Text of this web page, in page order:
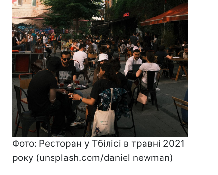
Фото: Ресторан у Тбілісі в травні 2021
року (unsplash.com/daniel newman)